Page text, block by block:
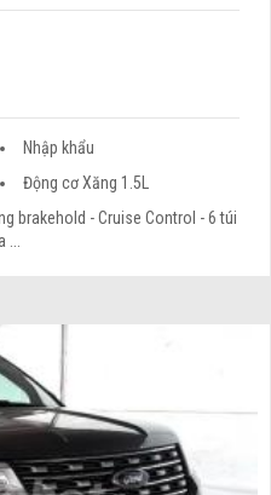
Nhập khẩu
Động cơ Xăng 1.5L
brakehold - Cruise Control - 6 túi
...